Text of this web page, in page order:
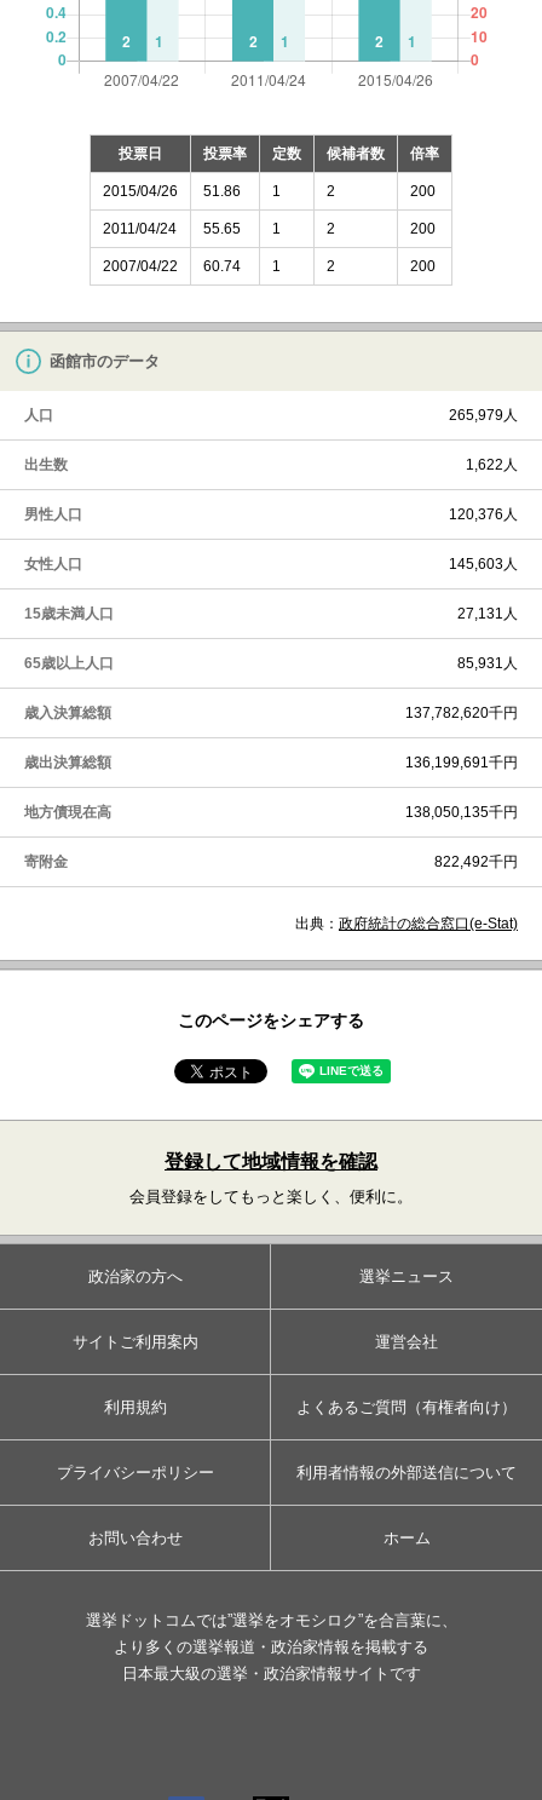
投票日 投票率 定数 候補者数 倍率
2015/04/26 51.86 1 2 200
2011/04/24 55.65 1 2 200
2007/04/22 60.74 1 2 200
函館市のデータ
人口 265,979人
出生数 1,622人
男性人口 120,376人
女性人口 145,603人
15歳未満人口 27,131人
65歳以上人口 85,931人
歳入決算総額 137,782,620千円
歳出決算総額 136,199,691千円
地方債現在高 138,050,135千円
寄附金 822,492千円
出典： 政府統計の総合窓口(e-Stat)
このページをシェアする
登録して地域情報を確認
会員登録をしてもっと楽しく、便利に。
政治家の方へ 選挙ニュース
サイトご利用案内 運営会社
利用規約 よくあるご質問（有権者向け）
プライバシーポリシー 利用者情報の外部送信について
お問い合わせ ホーム
選挙ドットコムでは”選挙をオモシロク”を合言葉に、
より多くの選挙報道・政治家情報を掲載する
日本最大級の選挙・政治家情報サイトです